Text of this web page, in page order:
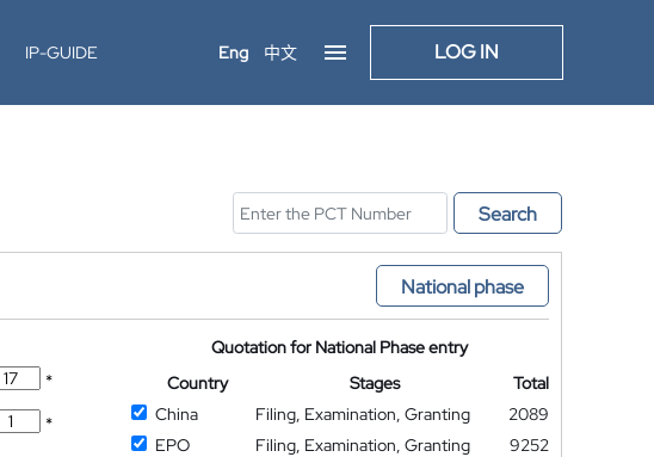
IP-GUIDE Eng 中文 LOG IN
Search
National phase
*
*
Quotation for National Phase entry
Country
Stages
Total
China
Filing, Examination, Granting
2089
EPO
Filing, Examination, Granting
9252